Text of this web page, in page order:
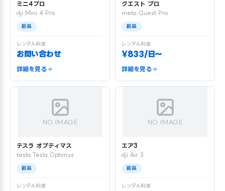
ミニ4プロ
dji Mini 4 Pro
新品
レンタル料金
お問い合わせ
詳細を見る
クエスト プロ
meta Quest Pro
新品
レンタル料金
¥833/日〜
詳細を見る
NO IMAGE
テスラ オプティマス
tesla Tesla Optimus
新品
レンタル料金
NO IMAGE
エア3
dji Air 3
新品
レンタル料金